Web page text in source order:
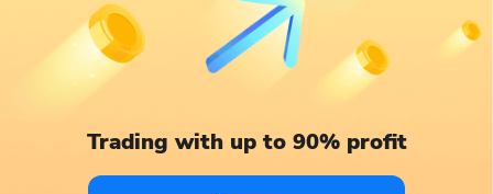
Trading with up to 90% profit